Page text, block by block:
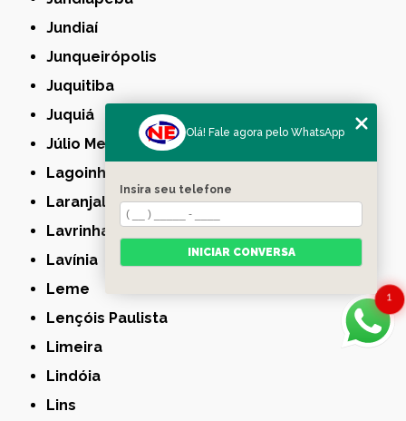
Jundiaí
Junqueirópolis
Juquitiba
Juquiá
Júlio Mesquita
Lagoinha
Laranjal Paulista
Lavrinhas
Lavínia
Leme
Lençóis Paulista
Limeira
Lindóia
Lins
1
Olá! Fale agora pelo WhatsApp
Insira seu telefone
INICIAR CONVERSA